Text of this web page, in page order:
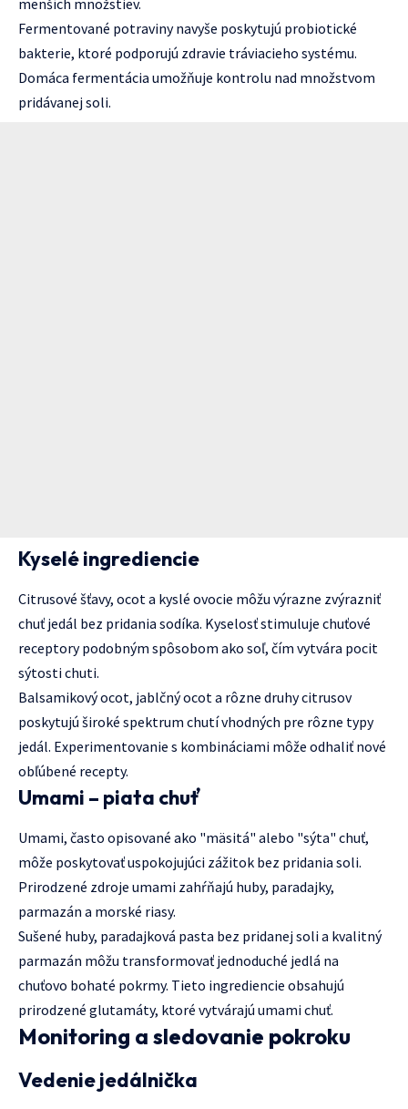
Fermentované potraviny navyše poskytujú probiotické
bakterie, ktoré podporujú zdravie tráviacieho systému.
Domáca fermentácia umožňuje kontrolu nad množstvom
pridávanej soli.
Kyselé ingrediencie
Citrusové šťavy, ocot a kyslé ovocie môžu výrazne zvýrazniť
chuť jedál bez pridania sodíka. Kyselosť stimuluje chuťové
receptory podobným spôsobom ako soľ, čím vytvára pocit
sýtosti chuti.
Balsamikový ocot, jablčný ocot a rôzne druhy citrusov
poskytujú široké spektrum chutí vhodných pre rôzne typy
jedál. Experimentovanie s kombináciami môže odhaliť nové
obľúbené recepty.
Umami – piata chuť
Umami, často opisované ako "mäsitá" alebo "sýta" chuť,
môže poskytovať uspokojujúci zážitok bez pridania soli.
Prirodzené zdroje umami zahŕňajú huby, paradajky,
parmazán a morské riasy.
Sušené huby, paradajková pasta bez pridanej soli a kvalitný
parmazán môžu transformovať jednoduché jedlá na
chuťovo bohaté pokrmy. Tieto ingrediencie obsahujú
prirodzené glutamáty, ktoré vytvárajú umami chuť.
Monitoring a sledovanie pokroku
Vedenie jedálnička